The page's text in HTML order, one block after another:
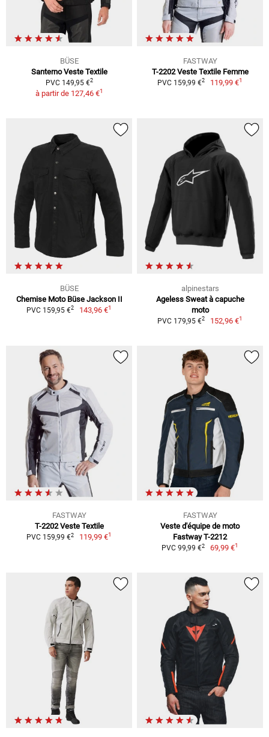
BÜSE
Santerno Veste Textile
PVC 149,95 €2
à partir de 127,46 €1
FASTWAY
T-2202 Veste Textile Femme
PVC 159,99 €2 119,99 €1
BÜSE
Chemise Moto Büse Jackson II
PVC 159,95 €2 143,96 €1
alpinestars
Ageless Sweat à capuche
moto
PVC 179,95 €2 152,96 €1
FASTWAY
T-2202 Veste Textile
PVC 159,99 €2 119,99 €1
FASTWAY
Veste d'équipe de moto
Fastway T-2212
PVC 99,99 €2 69,99 €1